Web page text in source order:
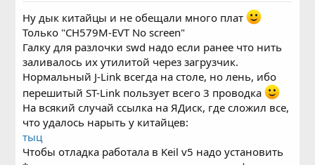
Ну дык китайцы и не обещали много плат
Только "CH579M-EVT No screen"
Галку для разлочки swd надо если ранее что нить
заливалось их утилитой через загрузчик.
Нормальный J-Link всегда на столе, но лень, ибо
перешитый ST-Link пользует всего 3 проводка
На всякий случай ссылка на ЯДиск, где сложил все,
что удалось нарыть у китайцев:
тыц
Чтобы отладка работала в Keil v5 надо установить